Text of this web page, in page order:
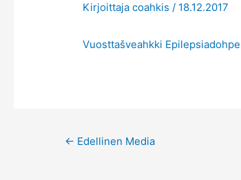
Kirjoittajacoahkis/ 18.12.2017
Vuosttašveahkki
Post← Edellinen Media